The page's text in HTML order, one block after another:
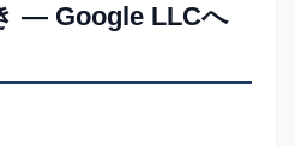
— Google LLCへ